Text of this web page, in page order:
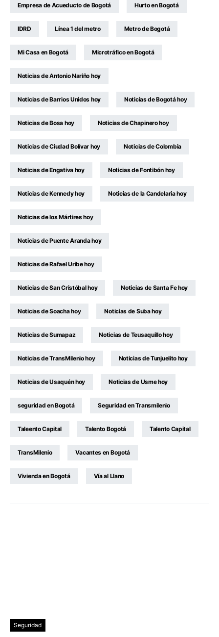
Empresa de Acueducto de Bogotá Hurto en Bogotá
IDRD Línea 1 del metro Metro de Bogotá
Mi Casa en Bogotá Microtráfico en Bogotá
Noticias de Antonio Nariño hoy
Noticias de Barrios Unidos hoy Noticias de Bogotá hoy
Noticias de Bosa hoy Noticias de Chapinero hoy
Noticias de Ciudad Bolívar hoy Noticias de Colombia
Noticias de Engativa hoy Noticias de Fontibón hoy
Noticias de Kennedy hoy Noticias de la Candelaria hoy
Noticias de los Mártires hoy
Noticias de Puente Aranda hoy
Noticias de Rafael Uribe hoy
Noticias de San Cristóbal hoy Noticias de Santa Fe hoy
Noticias de Soacha hoy Noticias de Suba hoy
Noticias de Sumapaz Noticias de Teusaquillo hoy
Noticias de TransMilenio hoy Noticias de Tunjuelito hoy
Noticias de Usaquén hoy Noticias de Usme hoy
seguridad en Bogotá Seguridad en Transmilenio
Taleento Capital Talento Bogotá Talento Capital
TransMilenio Vacantes en Bogotá
Vivienda en Bogotá Vía al Llano
Seguridad